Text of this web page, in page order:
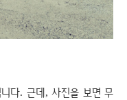
다. 근데, 사진을 보면 무